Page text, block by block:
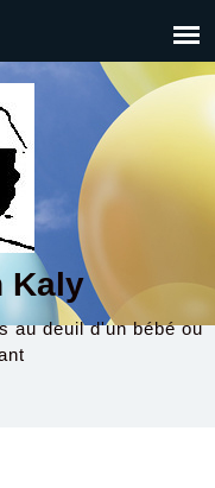
Kaly
au deuil d'un bébé ou